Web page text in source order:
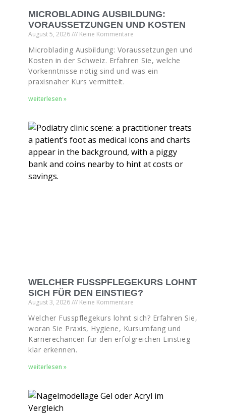
MICROBLADING AUSBILDUNG:
VORAUSSETZUNGEN UND KOSTEN
August 5, 2026 Keine Kommentare
Microblading Ausbildung: Voraussetzungen und
Kosten in der Schweiz. Erfahren Sie, welche
Vorkenntnisse nötig sind und was ein
praxisnaher Kurs vermittelt.
weiterlesen »
WELCHER FUSSPFLEGEKURS LOHNT
SICH FÜR DEN EINSTIEG?
August 3, 2026 Keine Kommentare
Welcher Fusspflegekurs lohnt sich? Erfahren Sie,
woran Sie Praxis, Hygiene, Kursumfang und
Karrierechancen für den erfolgreichen Einstieg
klar erkennen.
weiterlesen »